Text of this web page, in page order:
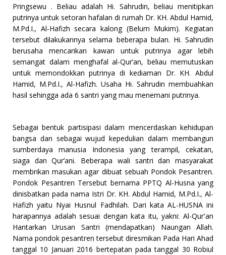
Pringsewu . Beliau adalah Hi. Sahrudin, beliau menitipkan
putrinya untuk setoran hafalan di rumah Dr. KH. Abdul Hamid,
M.Pd.I., Al-Hafizh secara kalong (Belum Mukim). Kegiatan
tersebut dilakukannya selama beberapa bulan. Hi. Sahrudin
berusaha mencarikan kawan untuk putrinya agar lebih
semangat dalam menghafal al-Qur’an, beliau memutuskan
untuk memondokkan putrinya di kediaman Dr. KH. Abdul
Hamid, M.Pd.I., Al-Hafizh. Usaha Hi. Sahrudin membuahkan
hasil sehingga ada 6 santri yang mau menemani putrinya.
Sebagai bentuk partisipasi dalam mencerdaskan kehidupan
bangsa dan sebagai wujud kepedulian dalam membangun
sumberdaya manusia Indonesia yang terampil, cekatan,
siaga dan Qur’ani. Beberapa wali santri dan masyarakat
membrikan masukan agar dibuat sebuah Pondok Pesantren.
Pondok Pesantren Tersebut bernama PPTQ Al-Husna yang
dinisbatkan pada nama Istri Dr. KH. Abdul Hamid, M.Pd.I., Al-
Hafizh yaitu Nyai Husnul Fadhilah. Dari kata AL-HUSNA ini
harapannya adalah sesuai dengan kata itu, yakni: Al-Qur'an
Hantarkan Urusan Santri (mendapatkan) Naungan Allah.
Nama pondok pesantren tersebut diresmikan Pada Hari Ahad
tanggal 10 Januari 2016 bertepatan pada tanggal 30 Robiul